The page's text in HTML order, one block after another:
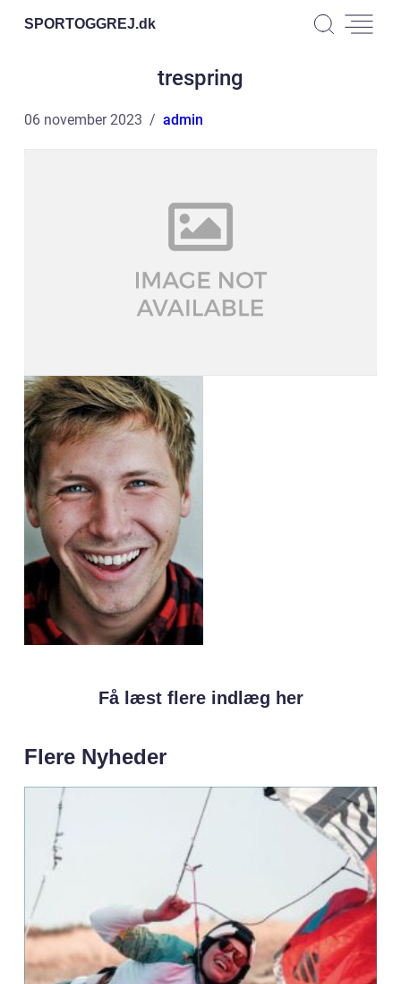
SPORTOGGREJ.dk
trespring
06 november 2023 admin
Få læst flere indlæg her
Flere Nyheder